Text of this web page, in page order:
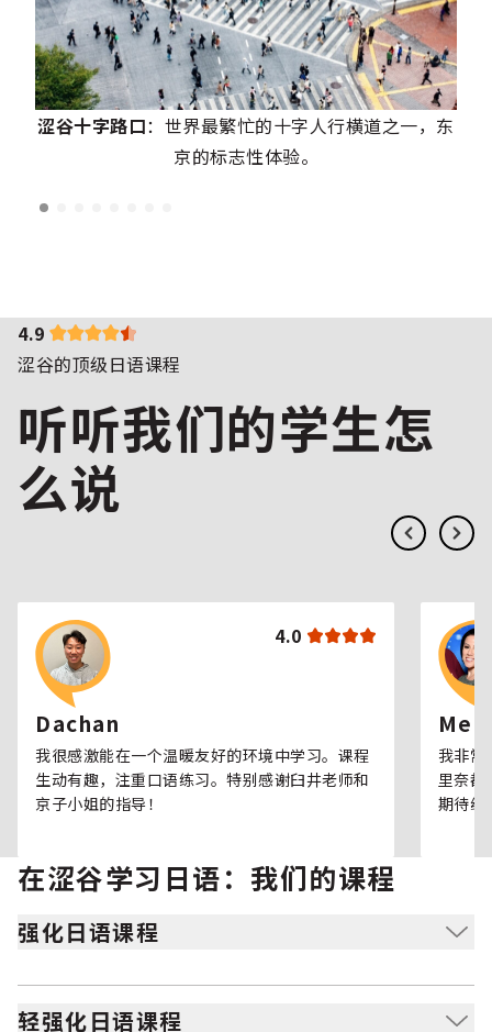
涩谷十字路口：世界最繁忙的十字人行横道之一，东
京的标志性体验。
4.9
涩谷的顶级日语课程
听听我们的学生怎
么说
4.0
Dachan
我很感激能在一个温暖友好的环境中学习。课程
生动有趣，注重口语练习。特别感谢臼井老师和
京子小姐的指导！
我非常
里奈都
期待继
在涩谷学习日语：我们的课程
强化日语课程
适合全身心投入日语学习，并专注于会话练习的学习者。
轻强化日语课程